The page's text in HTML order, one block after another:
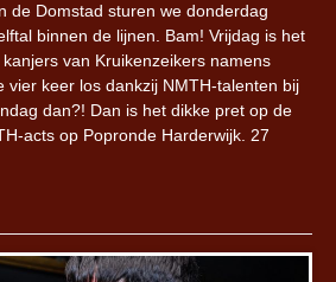
de Domstad sturen we donderdag
binnen de lijnen. Bam! Vrijdag is het
van Kruikenzeikers namens
vier keer los dankzij NMTH-talenten bij
dan?! Dan is het dikke pret op de
acts op Popronde Harderwijk. 27